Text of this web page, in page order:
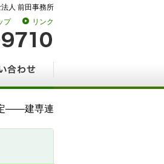
人 前田事務所
プ リンク
――建専連